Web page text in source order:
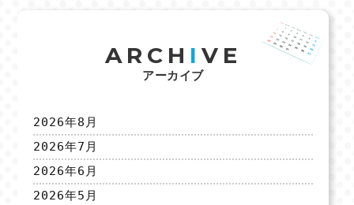
ARCH I VE
アーカイブ
2026年8月
2026年7月
2026年6月
2026年5月